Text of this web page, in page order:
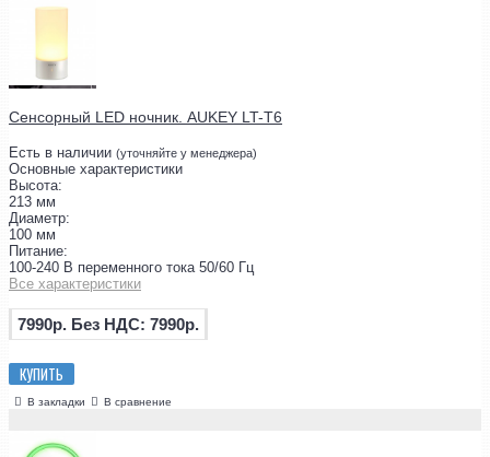
Сенсорный LED ночник. AUKEY LT-T6
Есть в наличии (уточняйте у менеджера)
Основные характеристики
Высота:
213 мм
Диаметр:
100 мм
Питание:
100-240 В переменного тока 50/60 Гц
Все характеристики
7990р. Без НДС: 7990р.
КУПИТЬ
В закладки В сравнение